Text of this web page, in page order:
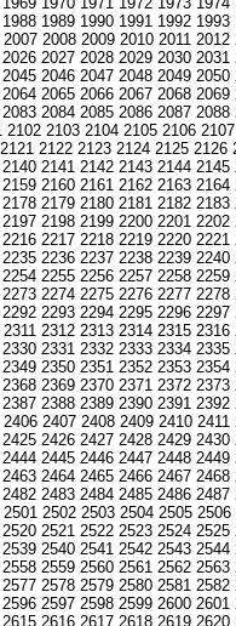
1988 1989 1990 1991 1992 1993
2007 2008 2009 2010 2011 2012
2026 2027 2028 2029 2030 2031
2045 2046 2047 2048 2049 2050
2064 2065 2066 2067 2068 2069
2083 2084 2085 2086 2087 2088
2102 2103 2104 2105 2106 2107
2121 2122 2123 2124 2125 2126
2140 2141 2142 2143 2144 2145
2159 2160 2161 2162 2163 2164
2178 2179 2180 2181 2182 2183
2197 2198 2199 2200 2201 2202
2216 2217 2218 2219 2220 2221
2235 2236 2237 2238 2239 2240
2254 2255 2256 2257 2258 2259
2273 2274 2275 2276 2277 2278
2292 2293 2294 2295 2296 2297
2311 2312 2313 2314 2315 2316
2330 2331 2332 2333 2334 2335
2349 2350 2351 2352 2353 2354
2368 2369 2370 2371 2372 2373
2387 2388 2389 2390 2391 2392
2406 2407 2408 2409 2410 2411
2425 2426 2427 2428 2429 2430
2444 2445 2446 2447 2448 2449
2463 2464 2465 2466 2467 2468
2482 2483 2484 2485 2486 2487
2501 2502 2503 2504 2505 2506
2520 2521 2522 2523 2524 2525
2539 2540 2541 2542 2543 2544
2558 2559 2560 2561 2562 2563
2577 2578 2579 2580 2581 2582
2596 2597 2598 2599 2600 2601
2615 2616 2617 2618 2619 2620